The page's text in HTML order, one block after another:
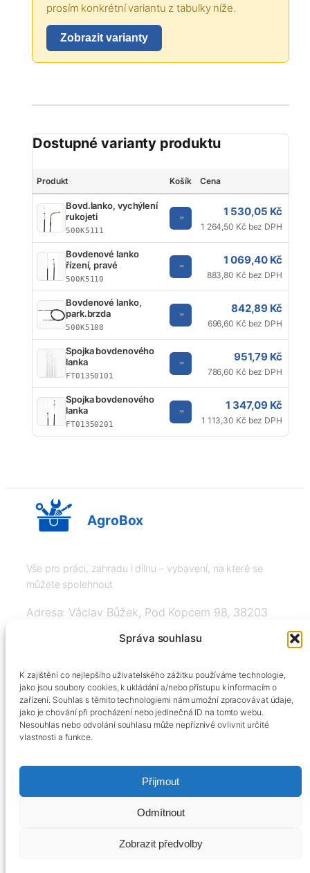
Správa souhlasu
K zajištění co nejlepšího uživatelského zážitku používáme technologie,
jako jsou soubory cookies, k ukládání a/nebo přístupu k informacím o
zařízení. Souhlas s těmito technologiemi nám umožní zpracovávat údaje,
jako je chování při procházení nebo jedinečná ID na tomto webu.
Nesouhlas nebo odvolání souhlasu může nepříznivě ovlivnit určité
vlastnosti a funkce.
Přijmout
Odmítnout
Zobrazit předvolby
prosím konkrétní variantu z tabulky níže.
Zobrazit varianty
Dostupné varianty produktu
Produkt Košík Cena
Bovd.lanko, vychýlení
rukojeti
500K5111
1 530,05 Kč
1 264,50 Kč bez DPH
Bovdenové lanko
řízení, pravé
500K5110
1 069,40 Kč
883,80 Kč bez DPH
Bovdenové lanko,
park.brzda
500K5108
842,89 Kč
696,60 Kč bez DPH
Spojka bovdenového
lanka
FT01350101
951,79 Kč
786,60 Kč bez DPH
Spojka bovdenového
lanka
FT01350201
1 347,09 Kč
1 113,30 Kč bez DPH
AgroBox
Vše pro práci, zahradu i dílnu – vybavení, na které se
můžete spolehnout
Adresa: Václav Bůžek, Pod Kopcem 98, 38203
+420606334248, info@agrobox.cz
Obchodní podmínky
Podmínky ochrany osobních údajů